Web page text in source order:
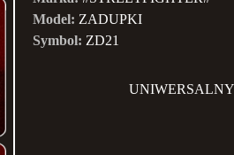
Model: ZADUPKI
Symbol: ZD21